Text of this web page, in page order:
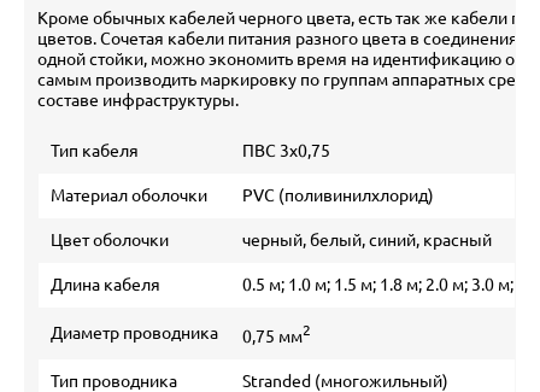
Кроме обычных кабелей черного цвета, есть так же кабели
цветов. Сочетая кабели питания разного цвета в соединениях
одной стойки, можно экономить время на идентификацию
самым производить маркировку по группам аппаратных
составе инфраструктуры.
Тип кабеля ПВС 3х0,75
Материал оболочки PVC (поливинилхлорид)
Цвет оболочки черный, белый, синий, красный
Длина кабеля 0.5 м; 1.0 м; 1.5 м; 1.8 м; 2.0 м; 3.0 м;
Диаметр проводника 0,75 мм2
Тип проводника Stranded (многожильный)